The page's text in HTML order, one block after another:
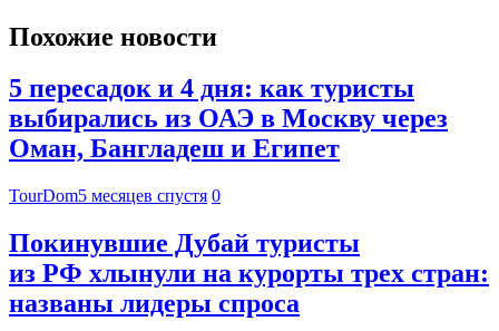
Похожие новости
5 пересадок и 4 дня: как туристы
выбирались из ОАЭ в Москву через
Оман, Бангладеш и Египет
TourDom5 месяцев спустя 0
Покинувшие Дубай туристы
из РФ хлынули на курорты трех стран:
названы лидеры спроса